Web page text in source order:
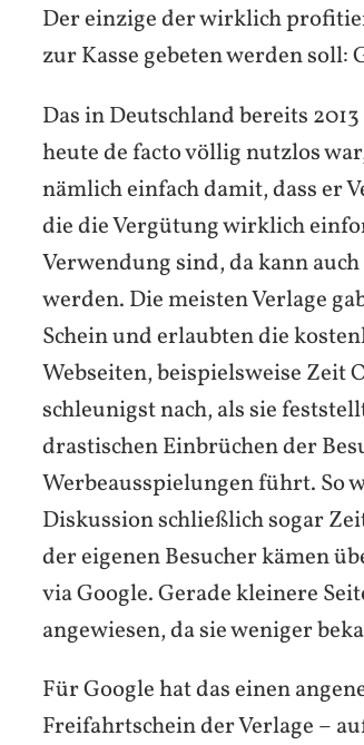
Der einzige der wirklich
zur Kasse gebeten werden soll:
Das in Deutschland bereits
heute de facto völlig nutzlos
nämlich einfach damit, dass er
die die Vergütung wirklich
Verwendung sind, da kann
werden. Die meisten Verlage
Schein und erlaubten die
Webseiten, beispielsweise Zeit
schleunigst nach, als sie
drastischen Einbrüchen der
Werbeausspielungen führt. So
Diskussion schließlich sogar
der eigenen Besucher kämen
via Google. Gerade kleinere
angewiesen, da sie weniger
Für Google hat das einen
Freifahrtschein der Verlage –